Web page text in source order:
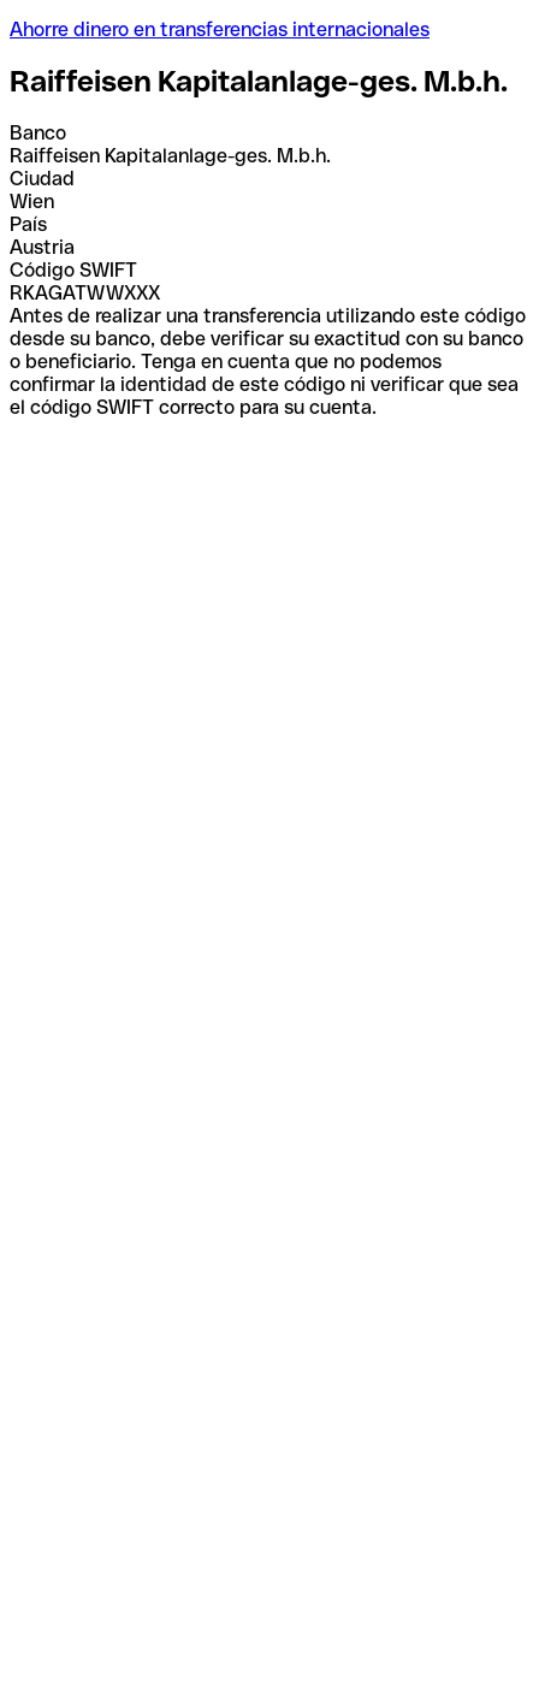
Ahorre dinero en transferencias internacionales
Raiffeisen Kapitalanlage-ges. M.b.h.
Banco
Raiffeisen Kapitalanlage-ges. M.b.h.
Ciudad
Wien
País
Austria
Código SWIFT
RKAGATWWXXX
Antes de realizar una transferencia utilizando este código
desde su banco, debe verificar su exactitud con su banco
o beneficiario. Tenga en cuenta que no podemos
confirmar la identidad de este código ni verificar que sea
el código SWIFT correcto para su cuenta.